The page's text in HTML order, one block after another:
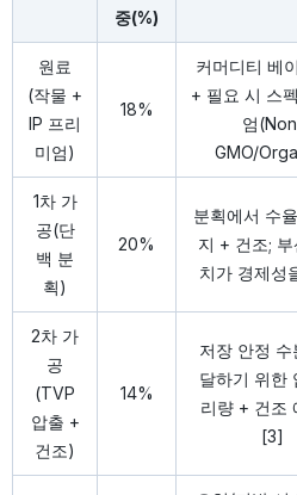
중(%)
원료
(작물 +
IP 프리
미엄)
18%
커머디티 베
+ 필요 시 스
엄
GMO/
1차 가
공(단
백 분
획)
20%
분획에서 수
지 + 건조;
치가 경제성
2차 가
공
(TVP
압출 +
건조)
14%
저장 안정 수
달하기 위한
리량 + 건조
[3]